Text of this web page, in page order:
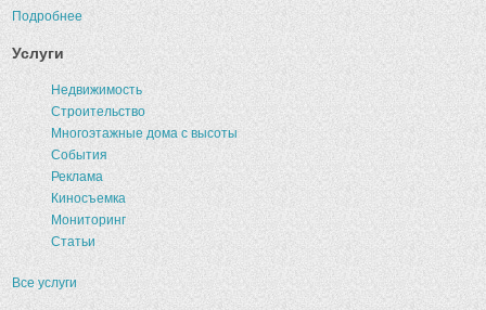
Подробнее
Услуги
Недвижимость
Строительство
Многоэтажные дома с высоты
События
Реклама
Киносъемка
Мониторинг
Статьи
Все услуги